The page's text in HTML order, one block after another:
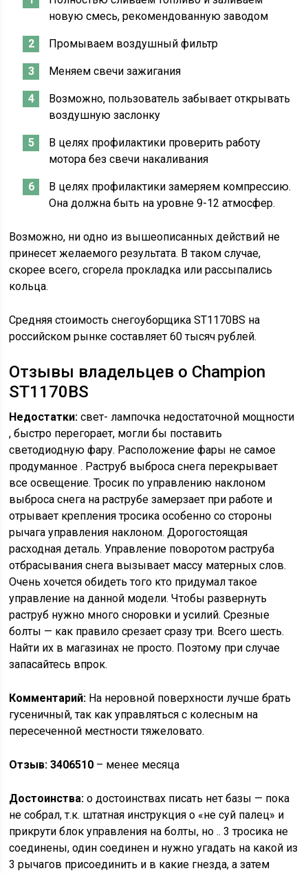
новую смесь, рекомендованную заводом
Промываем воздушный фильтр
Меняем свечи зажигания
Возможно, пользователь забывает открывать
воздушную заслонку
В целях профилактики проверить работу
мотора без свечи накаливания
В целях профилактики замеряем компрессию.
Она должна быть на уровне 9-12 атмосфер.
Возможно, ни одно из вышеописанных действий не
принесет желаемого результата. В таком случае,
скорее всего, сгорела прокладка или рассыпались
кольца.
Средняя стоимость снегоуборщика ST1170BS на
российском рынке составляет 60 тысяч рублей.
Отзывы владельцев о Champion
ST1170BS
Недостатки: свет- лампочка недостаточной мощности
, быстро перегорает, могли бы поставить
светодиодную фару. Расположение фары не самое
продуманное . Раструб выброса снега перекрывает
все освещение. Тросик по управлению наклоном
выброса снега на раструбе замерзает при работе и
отрывает крепления тросика особенно со стороны
рычага управления наклоном. Дорогостоящая
расходная деталь. Управление поворотом раструба
отбрасывания снега вызывает массу матерных слов.
Очень хочется обидеть того кто придумал такое
управление на данной модели. Чтобы развернуть
раструб нужно много сноровки и усилий. Срезные
болты — как правило срезает сразу три. Всего шесть.
Найти их в магазинах не просто. Поэтому при случае
запасайтесь впрок.
Комментарий: На неровной поверхности лучше брать
гусеничный, так как управляться с колесным на
пересеченной местности тяжеловато.
Отзыв: 3406510 – менее месяца
Достоинства: о достоинствах писать нет базы — пока
не собрал, т.к. штатная инструкция о «не суй палец» и
прикрути блок управления на болты, но .. 3 тросика не
соединены, один соединен и нужно угадать на какой из
3 рычагов присоединить и в какие гнезда, а затем